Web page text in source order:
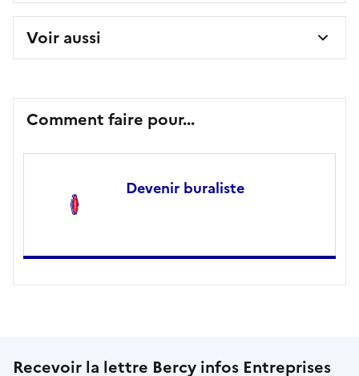
Voir aussi
Comment faire pour...
Devenir buraliste
Recevoir la lettre Bercy infos Entreprises